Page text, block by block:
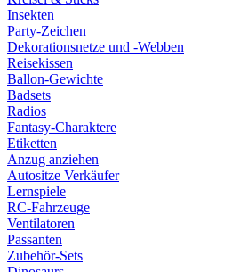
Insekten
Party-Zeichen
Dekorationsnetze und -Webben
Reisekissen
Ballon-Gewichte
Badsets
Radios
Fantasy-Charaktere
Etiketten
Anzug anziehen
Autositze Verkäufer
Lernspiele
RC-Fahrzeuge
Ventilatoren
Passanten
Zubehör-Sets